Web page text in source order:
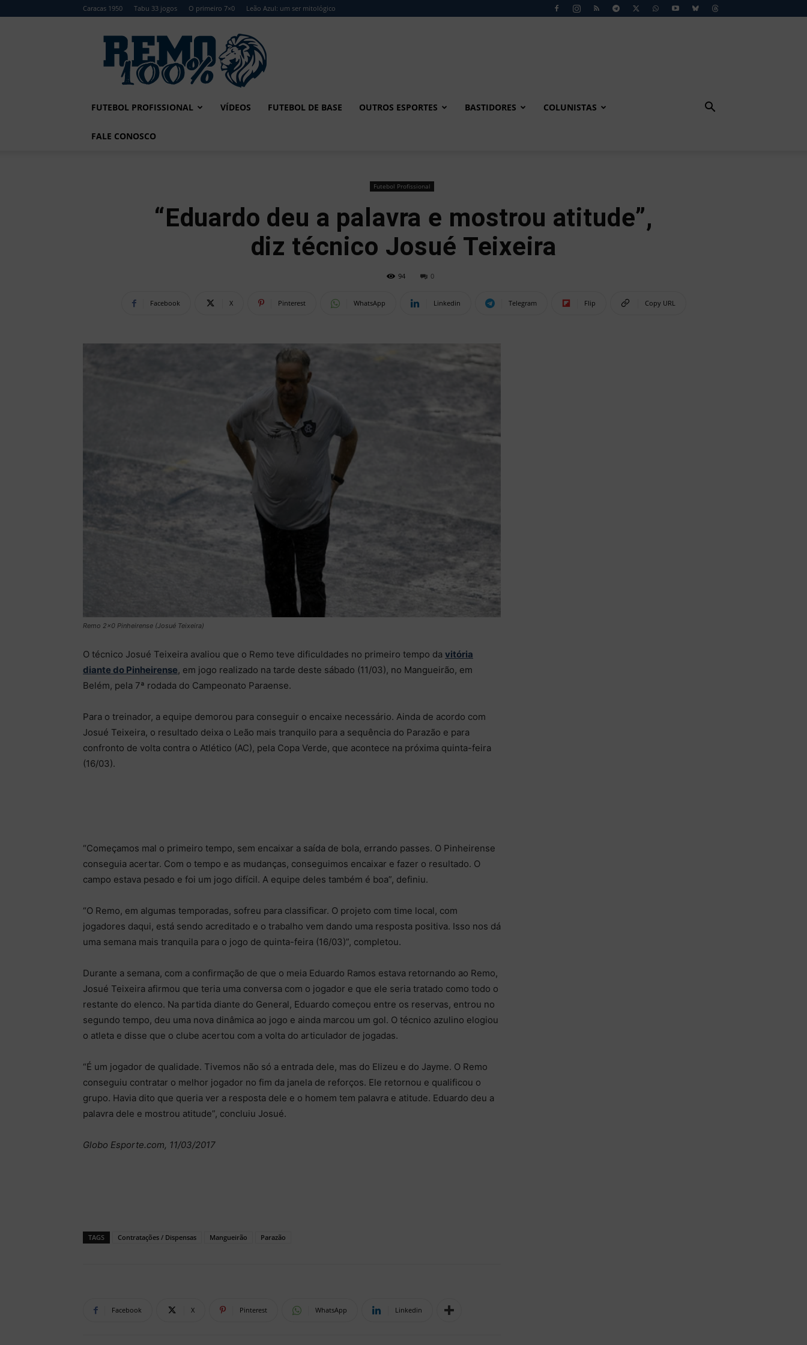
Caracas 1950 Tabu 33 jogos O primeiro 7×0 Leão Azul: um ser mitológico
Remo
FUTEBOL PROFISSIONAL VÍDEOS FUTEBOL DE BASE OUTROS ESPORTES BASTIDORES COLUNISTAS
FALE CONOSCO
Futebol Profissional
“Eduardo deu a palavra e mostrou atitude”,
diz técnico Josué Teixeira
94 0
Facebook X Pinterest WhatsApp Linkedin Telegram Flip Copy URL
Remo 2x0 Pinheirense (Josué Teixeira)
O técnico Josué Teixeira avaliou que o Remo teve dificuldades no primeiro tempo da vitória
diante do Pinheirense, em jogo realizado na tarde deste sábado (11/03), no Mangueirão, em
Belém, pela 7ª rodada do Campeonato Paraense.
Para o treinador, a equipe demorou para conseguir o encaixe necessário. Ainda de acordo com
Josué Teixeira, o resultado deixa o Leão mais tranquilo para a sequência do Parazão e para
confronto de volta contra o Atlético (AC), pela Copa Verde, que acontece na próxima quinta-feira
(16/03).
“Começamos mal o primeiro tempo, sem encaixar a saída de bola, errando passes. O Pinheirense
conseguia acertar. Com o tempo e as mudanças, conseguimos encaixar e fazer o resultado. O
campo estava pesado e foi um jogo difícil. A equipe deles também é boa”, definiu.
“O Remo, em algumas temporadas, sofreu para classificar. O projeto com time local, com
jogadores daqui, está sendo acreditado e o trabalho vem dando uma resposta positiva. Isso nos dá
uma semana mais tranquila para o jogo de quinta-feira (16/03)”, completou.
Durante a semana, com a confirmação de que o meia Eduardo Ramos estava retornando ao Remo,
Josué Teixeira afirmou que teria uma conversa com o jogador e que ele seria tratado como todo o
restante do elenco. Na partida diante do General, Eduardo começou entre os reservas, entrou no
segundo tempo, deu uma nova dinâmica ao jogo e ainda marcou um gol. O técnico azulino elogiou
o atleta e disse que o clube acertou com a volta do articulador de jogadas.
“É um jogador de qualidade. Tivemos não só a entrada dele, mas do Elizeu e do Jayme. O Remo
conseguiu contratar o melhor jogador no fim da janela de reforços. Ele retornou e qualificou o
grupo. Havia dito que queria ver a resposta dele e o homem tem palavra e atitude. Eduardo deu a
palavra dele e mostrou atitude”, concluiu Josué.
Globo Esporte.com, 11/03/2017
TAGS Contratações / Dispensas Mangueirão Parazão
Facebook X Pinterest WhatsApp Linkedin